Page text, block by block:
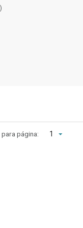
para página: 1